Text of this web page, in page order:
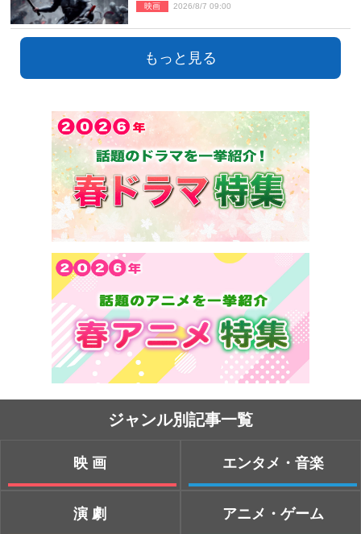
映画 2026/8/7 09:00
もっと見る
ジャンル別記事一覧
映画
演劇
エンタメ・音楽
アニメ・ゲーム